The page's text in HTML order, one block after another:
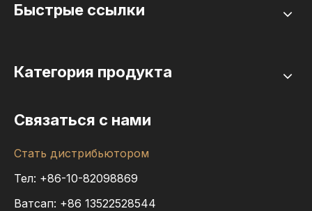
Быстрые ссылки
Категория продукта
Связаться с нами
Стать дистрибьютором
Тел: +86-10-82098869
Ватсап: +86 13522528544